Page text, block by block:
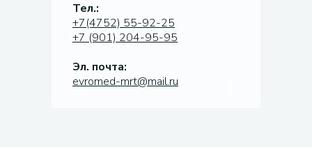
Тел.:
+7(4752) 55-92-25
+7 (901) 204-95-95
Эл. почта:
evromed-mrt@mail.ru